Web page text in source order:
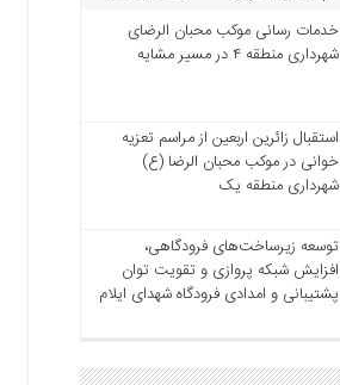
خدمات رسانی موکب محبان الرضای
شهرداری منطقه ۴ در مسیر مشایه
استقبال زائرین اربعین از مراسم تعزیه
خوانی در موکب محبان الرضا (ع)
شهرداری منطقه یک
توسعه زیرساخت‌های فرودگاهی،
افزایش شبکه پروازی و تقویت توان
پشتیبانی و امدادی فرودگاه شهدای ایلام